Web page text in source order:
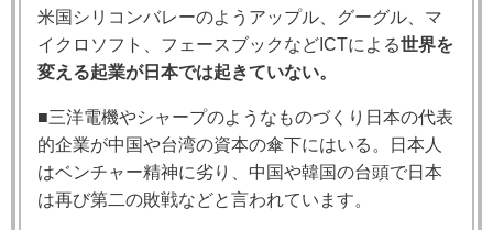
米国シリコンバレーのようアップル、グーグル、マ
イクロソフト、フェースブックなどICTによる世界を
変える起業が日本では起きていない。
■三洋電機やシャープのようなものづくり日本の代表
的企業が中国や台湾の資本の傘下にはいる。日本人
はベンチャー精神に劣り、中国や韓国の台頭で日本
は再び第二の敗戦などと言われています。